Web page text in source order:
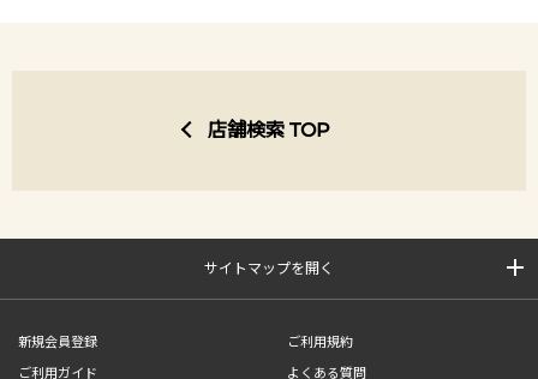
店舗検索 TOP
サイトマップを開く
新規会員登録
ご利用規約
ご利用ガイド
よくある質問